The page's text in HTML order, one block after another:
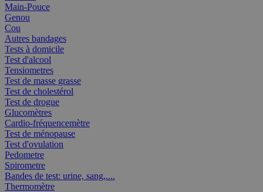
Main-Pouce
Genou
Cou
Autres bandages
Tests à domicile
Test d'alcool
Tensiometres
Test de masse grasse
Test de cholestérol
Test de drogue
Glucomètres
Cardio-fréquencemètre
Test de ménopause
Test d'ovulation
Pedometre
Spirometre
Bandes de test: urine, sang,....
Thermomètre